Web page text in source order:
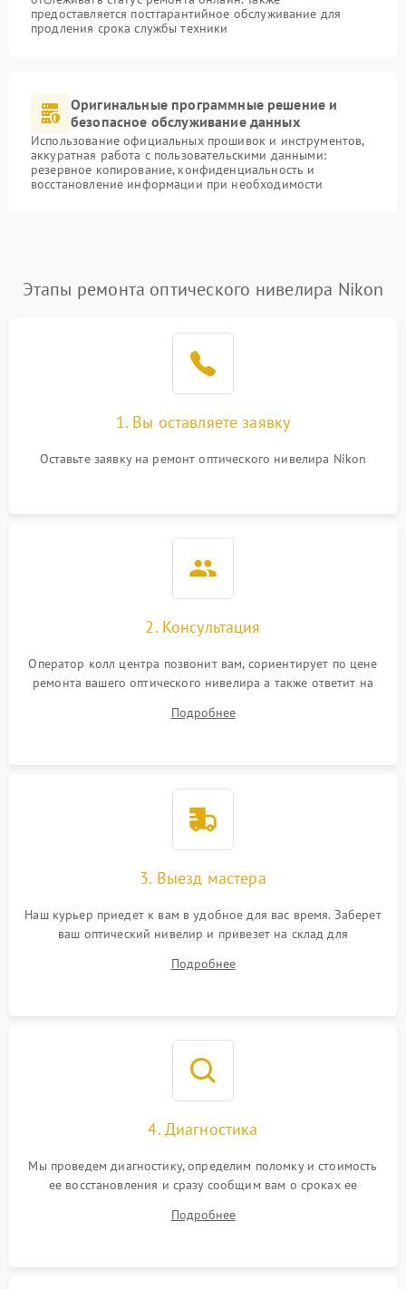
предоставляется постгарантийное обслуживание для
продления срока службы техники
Оригинальные программные решение и
безопасное обслуживание данных
Использование официальных прошивок и инструментов,
аккуратная работа с пользовательскими данными:
резервное копирование, конфиденциальность и
восстановление информации при необходимости
Этапы ремонта оптического нивелира Nikon
1. Вы оставляете заявку
Оставьте заявку на ремонт оптического нивелира Nikon
2. Консультация
Оператор колл центра позвонит вам, сориентирует по цене
ремонта вашего оптического нивелира а также ответит на
Подробнее
3. Выезд мастера
Наш курьер приедет к вам в удобное для вас время. Заберет
ваш оптический нивелир и привезет на склад для
Подробнее
4. Диагностика
Мы проведем диагностику, определим поломку и стоимость
ее восстановления и сразу сообщим вам о сроках ее
Подробнее